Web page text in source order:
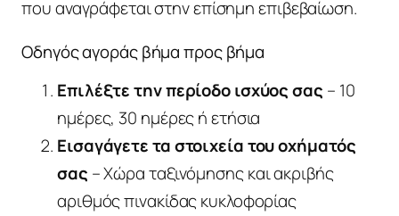
που αναγράφεται στην επίσημη επιβεβαίωση.
Οδηγός αγοράς βήμα προς βήμα
Επιλέξτε την περίοδο ισχύος σας – 10
ημέρες, 30 ημέρες ή ετήσια
Εισαγάγετε τα στοιχεία του οχήματός
σας – Χώρα ταξινόμησης και ακριβής
αριθμός πινακίδας κυκλοφορίας